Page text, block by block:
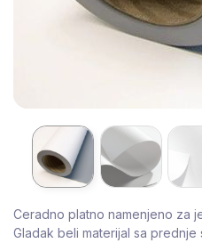
Ceradno platno namenjeno za
Gladak beli materijal sa